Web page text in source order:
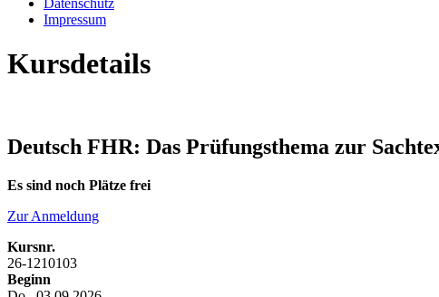
Datenschutz
Impressum
Kursdetails
Deutsch FHR: Das Prüfungsthema zur
Es sind noch Plätze frei
Zur Anmeldung
Kursnr.
26-1210103
Beginn